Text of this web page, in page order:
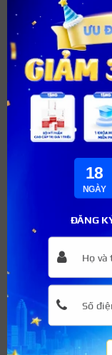
Kẻ
Bước 8:Hoàn
Bước cuối cùng
hoàn thiện
dưới xương gò
hưng nên nhớ,
mắt. Cuối cùng,
bạn đã làm đẹp
toàn khuyết điểm
ĐĂNG
18
NGÀY